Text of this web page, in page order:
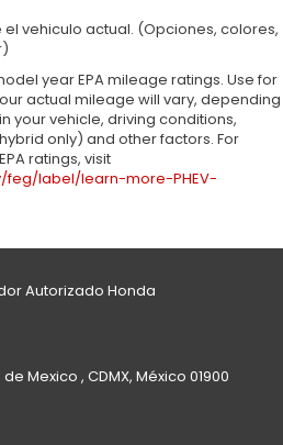
vehiculo actual. (Opciones, colores,
year EPA mileage ratings. Use for
actual mileage will vary, depending
your vehicle, driving conditions,
only) and other factors. For
ratings, visit
label/learn-more-PHEV-
Autorizado Honda
Mexico , CDMX, México 01900